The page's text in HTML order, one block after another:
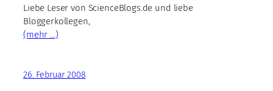
Liebe Leser von ScienceBlogs.de und liebe
Bloggerkollegen,
(mehr …)
26. Februar 2008